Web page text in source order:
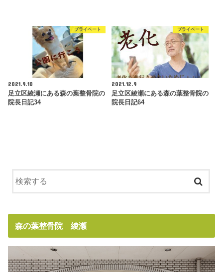
プライベート
2021.9.10
足立区綾瀬にある森の葉整骨院の
院長日記34
プライベート
2021.12.9
足立区綾瀬にある森の葉整骨院の
院長日記64
森の葉整骨院 綾瀬